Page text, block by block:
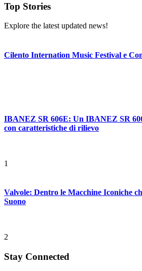
Top Stories
Explore the latest updated news!
Cilento Internation Music Festival e
IBANEZ SR 606E: Un IBANEZ SR
con caratteristiche di rilievo
1
Valvole: Dentro le Macchine Iconiche
Suono
2
Stay Connected